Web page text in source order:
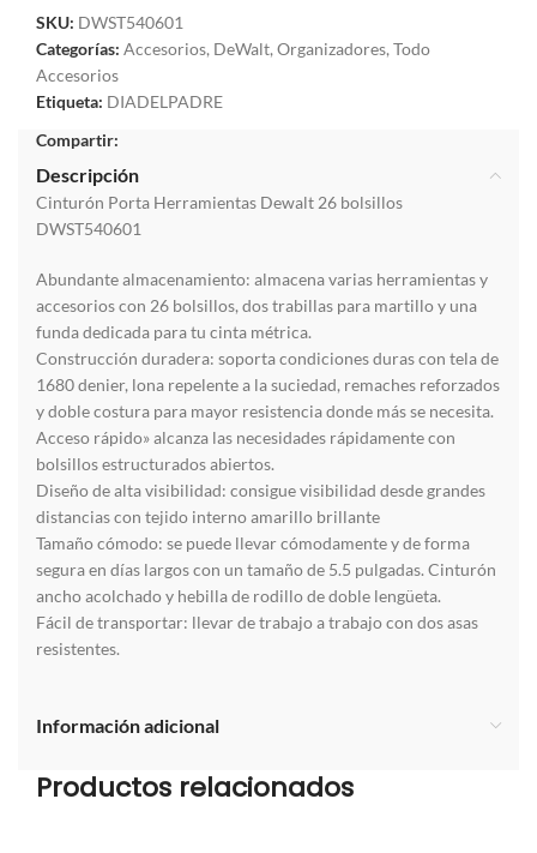
SKU: DWST540601
Categorías: Accesorios, DeWalt, Organizadores, Todo
Accesorios
Etiqueta: DIADELPADRE
Compartir:
Descripción
Cinturón Porta Herramientas Dewalt 26 bolsillos
DWST540601
Abundante almacenamiento: almacena varias herramientas y
accesorios con 26 bolsillos, dos trabillas para martillo y una
funda dedicada para tu cinta métrica.
Construcción duradera: soporta condiciones duras con tela de
1680 denier, lona repelente a la suciedad, remaches reforzados
y doble costura para mayor resistencia donde más se necesita.
Acceso rápido» alcanza las necesidades rápidamente con
bolsillos estructurados abiertos.
Diseño de alta visibilidad: consigue visibilidad desde grandes
distancias con tejido interno amarillo brillante
Tamaño cómodo: se puede llevar cómodamente y de forma
segura en días largos con un tamaño de 5.5 pulgadas. Cinturón
ancho acolchado y hebilla de rodillo de doble lengüeta.
Fácil de transportar: llevar de trabajo a trabajo con dos asas
resistentes.
Información adicional
Productos relacionados